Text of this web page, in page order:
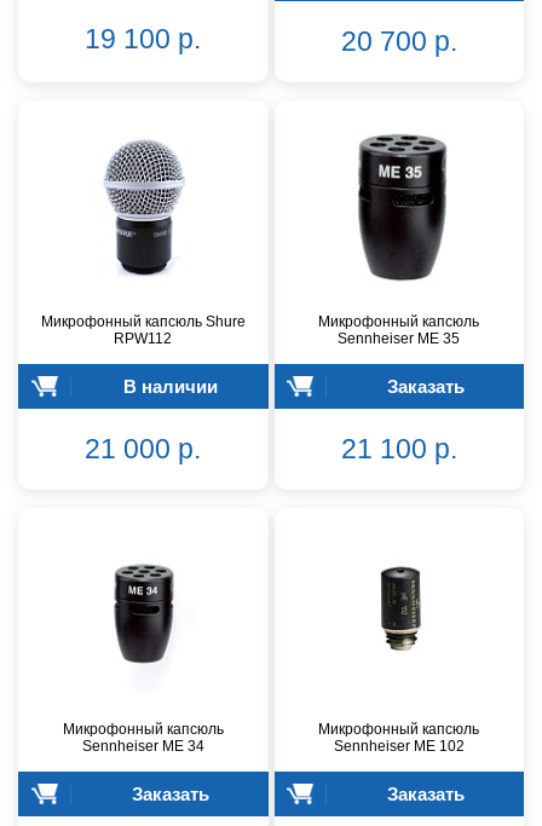
19 100 р. 20 700 р.
Микрофонный капсюль Shure
RPW112
В наличии
21 000 р.
Микрофонный капсюль
Sennheiser ME 35
Заказать
21 100 р.
Микрофонный капсюль
Sennheiser ME 34
Заказать
Микрофонный капсюль
Sennheiser ME 102
Заказать